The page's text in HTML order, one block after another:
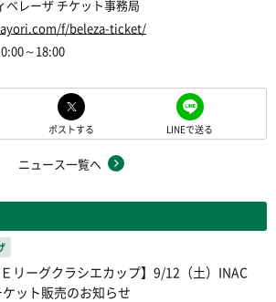
ベレーザ チケット事務局
f/beleza-ticket/
～18:00
ポストする LINEで送る
ニュース一覧へ
リーグクラシエカップ】9/12（土）INAC
ット販売のお知らせ